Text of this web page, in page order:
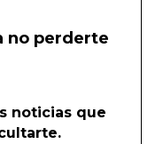
no perderte
noticias que